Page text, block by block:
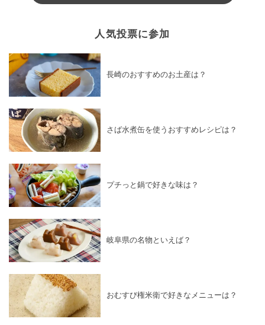
人気投票に参加
長崎のおすすめのお土産は？
さば水煮缶を使うおすすめレシピは？
プチっと鍋で好きな味は？
岐阜県の名物といえば？
おむすび権米衛で好きなメニューは？